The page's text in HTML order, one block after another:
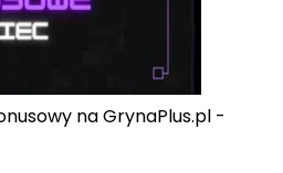
na GrynaPlus.pl -